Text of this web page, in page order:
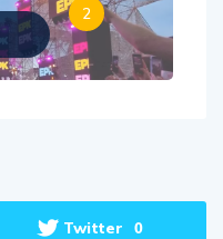
2
Twitter 0